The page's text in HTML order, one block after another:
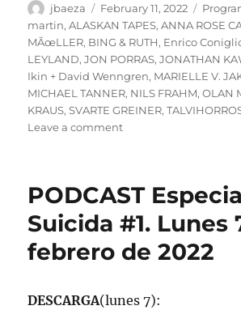
Author
jbaeza
Posted
on
February 11, 2022
martin,ALASKAN TAPES,ANNA ROSE
MÃœLLER, BING & RUTH, Enrico
LEYLAND,JON PORRAS,JONATHAN
Ikin + David Wenngren, MARIELLE V.
MICHAEL TANNER, NILS FRAHM,OLAN
KRAUS,SVARTE GREINER,
Leave a commenton
Programa
14
de
febrero
2022,
PODCAST
Suicida #1. Lunes
febrero de 2022
DESCARGA(lunes 7):